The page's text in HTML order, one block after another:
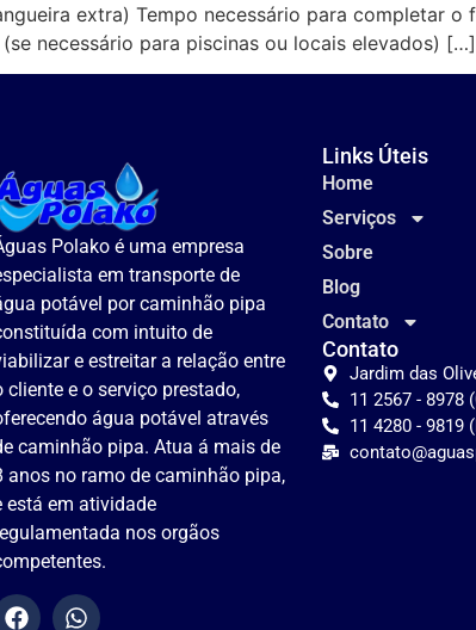
extra) Tempo necessário para completar
necessário para piscinas ou locais elevados) […]
Polako é uma empresa
em transporte de
potável por caminhão pipa
com intuito de
e estreitar a relação entre
cliente e o serviço prestado,
água potável através
caminhão pipa. Atua á mais de
anos no ramo de caminhão pipa,
está em atividade
nos orgãos
Links Úteis
Home
Serviços
Sobre
Blog
Contato
Contato
Jardim das
11 2567 - 8978
11 4280 - 9819